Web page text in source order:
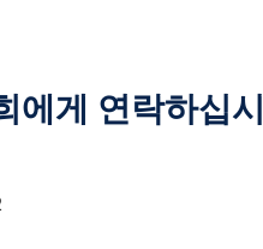
에게 연락하십